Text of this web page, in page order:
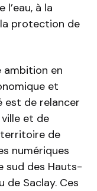
à la
protection de
ambition en
et
est de relancer
et de
de
numériques
sud des Hauts-
de Saclay. Ces